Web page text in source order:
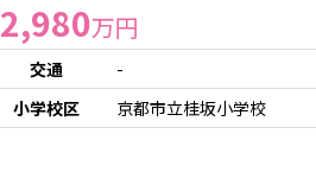
2,980万円
交通 -
小学校区
京都市立桂坂小学校